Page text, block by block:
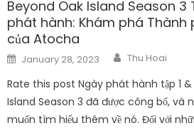
Beyond Oak Island Season 3
phát hành: Khám phá Thành
của Atocha
Posted
on
January 28, 2023 Author
Thu Hoai
Rate this post Ngày phát hành tập 1
Island Season 3 đã được công bố, và
muốn tìm hiểu thêm về nó. Đối với